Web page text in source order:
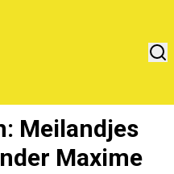
Meilandjes
Maxime